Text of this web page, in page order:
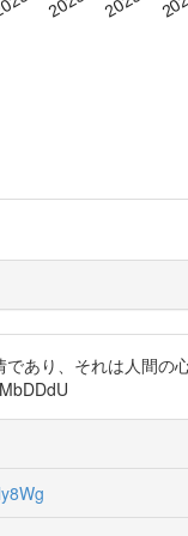
あり、それは人間の